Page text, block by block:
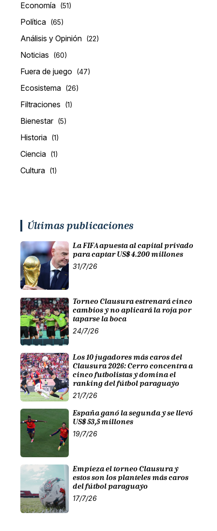
Economía (51)
Política (65)
Análisis y Opinión (22)
Noticias (60)
Fuera de juego (47)
Ecosistema (26)
Filtraciones (1)
Bienestar (5)
Historia (1)
Ciencia (1)
Cultura (1)
Últimas publicaciones
La FIFA apuesta al capital privado
para captar US$ 4.200 millones
31/7/26
Torneo Clausura estrenará cinco
cambios y no aplicará la roja por
taparse la boca
24/7/26
Los 10 jugadores más caros del
Clausura 2026: Cerro concentra a
cinco futbolistas y domina el
ranking del fútbol paraguayo
21/7/26
España ganó la segunda y se llevó
US$ 53,5 millones
19/7/26
Empieza el torneo Clausura y
estos son los planteles más caros
del fútbol paraguayo
17/7/26